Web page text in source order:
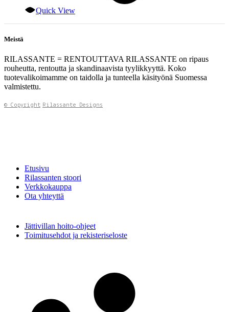
Quick View
Meistä
RILASSANTE = RENTOUTTAVA RILASSANTE on ripaus
rouheutta, rentoutta ja skandinaavista tyylikkyyttä. Koko
tuotevalikoimamme on taidolla ja tunteella käsityönä Suomessa
valmistettu.
© Copyright Rilassante Designs
Etusivu
Rilassanten stoori
Verkkokauppa
Ota yhteyttä
Jättivillan hoito-ohjeet
Toimitusehdot ja rekisteriseloste